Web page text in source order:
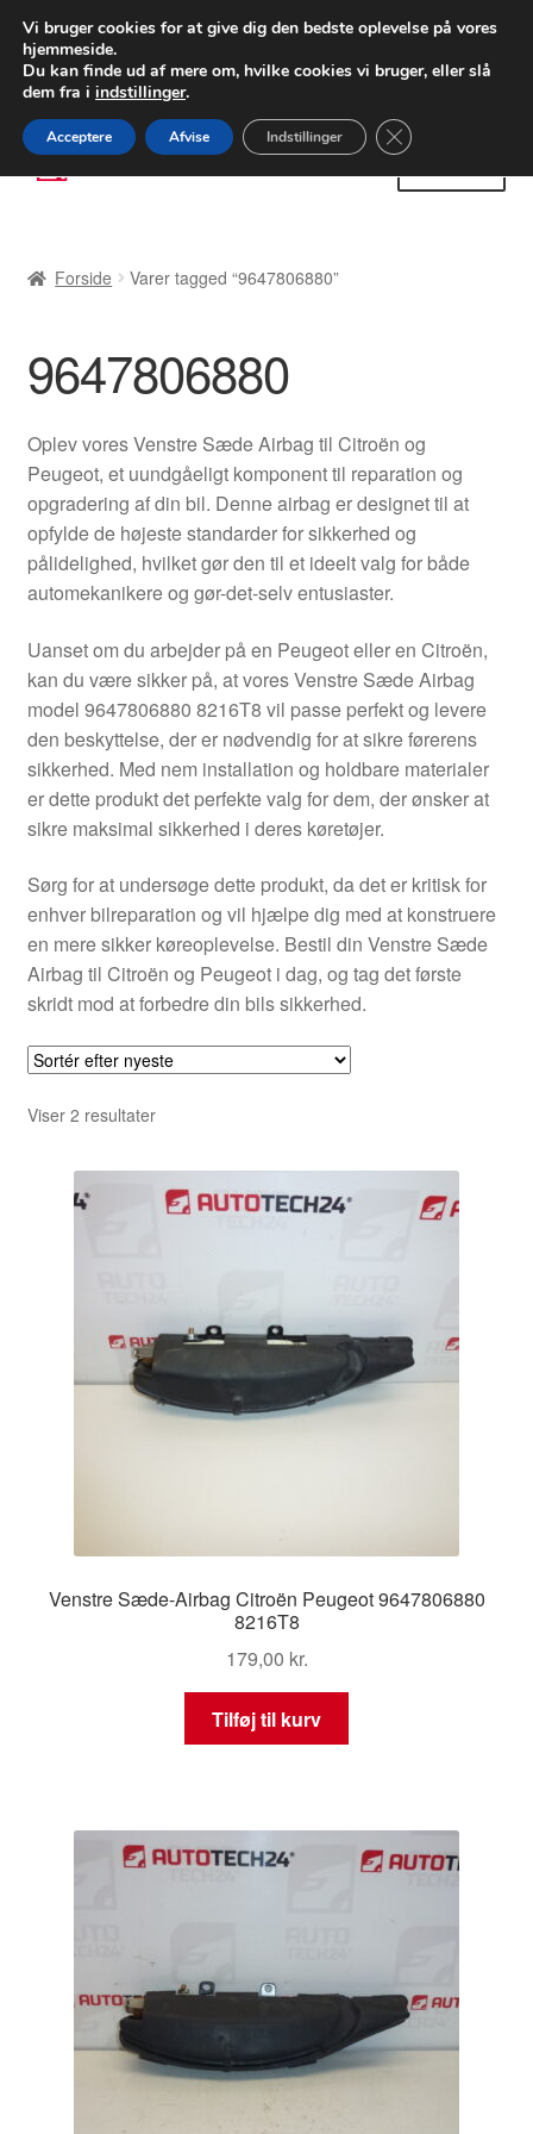
LEVERING fra 55 kr.
FEDEX verdensomspændende forsendelse
80 82 72 02
Spring
til
Spring
til
Betalinger
Kasse
Klageprocedure
Kontakte
Levering
Min Konto
Om os
Vilkår og betingelser
Forside Varer tagged “9647806880”
9647806880
Oplev vores Venstre Sæde Airbag til Citroën og
Peugeot, et uundgåeligt komponent til reparation og
opgradering af din bil. Denne airbag er designet til at
opfylde de højeste standarder for sikkerhed og
pålidelighed, hvilket gør den til et ideelt valg for både
automekanikere og gør-det-selv entusiaster.
Uanset om du arbejder på en Peugeot eller en Citroën,
kan du være sikker på, at vores Venstre Sæde Airbag
model 9647806880 8216T8 vil passe perfekt og levere
den beskyttelse, der er nødvendig for at sikre førerens
sikkerhed. Med nem installation og holdbare materialer
er dette produkt det perfekte valg for dem, der ønsker at
sikre maksimal sikkerhed i deres køretøjer.
Sørg for at undersøge dette produkt, da det er kritisk for
enhver bilreparation og vil hjælpe dig med at konstruere
en mere sikker køreoplevelse. Bestil din Venstre Sæde
Airbag til Citroën og Peugeot i dag, og tag det første
skridt mod at forbedre din bils sikkerhed.
Viser 2 resultaterSorteret
seneste
Venstre Sæde-Airbag Citroën Peugeot 9647806880
8216T8
179,00 kr.
Tilføj til kurv
Vi bruger cookies for at give dig den bedste oplevelse på vores
hjemmeside.
Du kan finde ud af mere om, hvilke cookies vi bruger, eller slå
dem fra i indstillinger.
Acceptere Afvise Indstillinger Close GDPR